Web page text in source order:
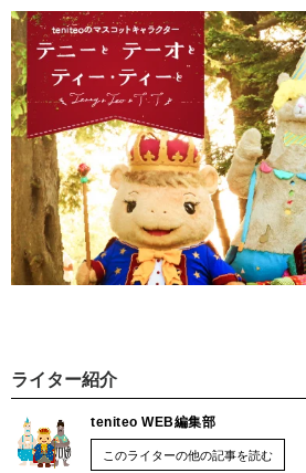
ライター紹介
teniteo WEB編集部
このライターの他の記事を読む